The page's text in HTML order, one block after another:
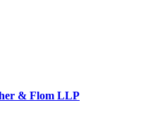
& Flom LLP